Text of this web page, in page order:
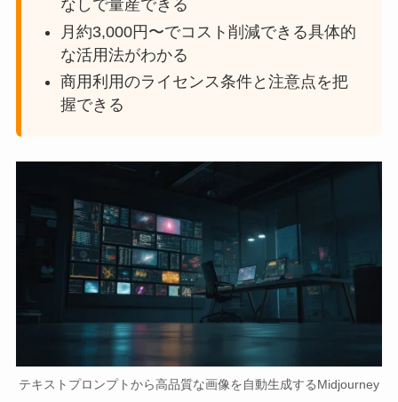
なしで量産できる
月約3,000円〜でコスト削減できる具体的
な活用法がわかる
商用利用のライセンス条件と注意点を把
握できる
テキストプロンプトから高品質な画像を自動生成するMidjourney